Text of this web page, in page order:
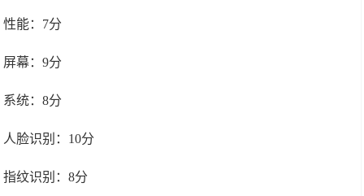
性能：7分
屏幕：9分
系统：8分
人脸识别：10分
指纹识别：8分